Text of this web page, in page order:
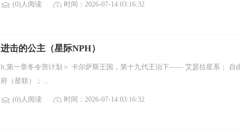
(0)人阅读 时间：2026-07-14 03:16:32
进击的公主（星际NPH）
lt;第一章冬令营计划＞ 卡尔萨斯王国，第十九代王治下—— 艾瑟拉星系； 自
府（星联）；...
(0)人阅读 时间：2026-07-14 03:16:32